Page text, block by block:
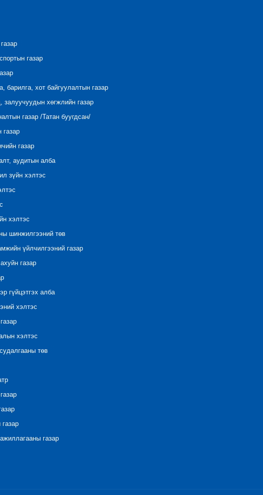
газар
барилга, хот байгуулалтын газар
залуучуудын хөгжлийн газар
газар /Татан буугдсан/
газар
газар
аудитын алба
зүйн хэлтэс
хэлтэс
шинжилгээний төв
үйлчилгээний газар
газар
гүйцэтгэх алба
хэлтэс
хэлтэс
төв
газар